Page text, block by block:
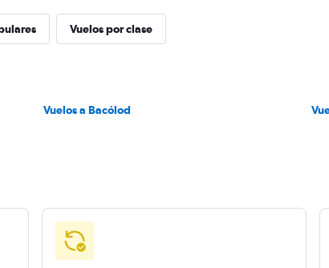
Vuelos por clase
Vuelos a Bacólod